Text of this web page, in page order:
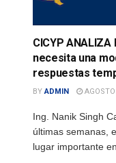
CICYP
necesita una
respuestas
BY ADMIN
Ing. Nanik Singh
últimas semanas,
lugar importante en